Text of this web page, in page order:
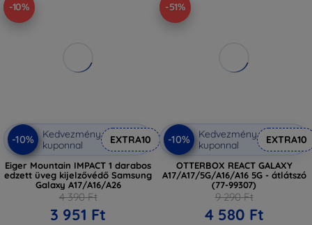
-10%
-10%
Kedvezmény
kuponnal
EXTRA10
Eiger Mountain IMPACT 1 darabos
edzett üveg kijelzővédő Samsung
Galaxy A17/A16/A26
4 390 Ft
3 951 Ft
-51%
-10%
Kedvezmény
kuponnal
EXTRA10
OTTERBOX REACT GALAXY
A17/A17/5G/A16/A16 5G - átlátszó
(77-99307)
9 290 Ft
4 580 Ft